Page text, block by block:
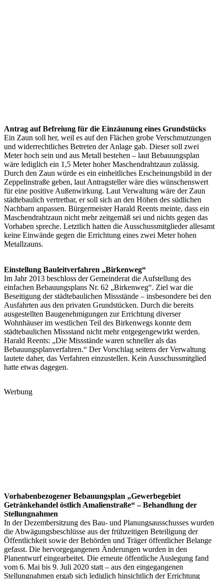
Antrag auf Befreiung für die Einzäunung eines Grundstücks
Ein Zaun soll her, weil es auf den Flächen grobe Verschmutzungen
und widerrechtliches Betreten der Anlage gab. Dieser soll zwei
Meter hoch sein und aus Metall bestehen – laut Bebauungsplan
wäre lediglich ein 1,5 Meter hoher Maschendrahtzaun zulässig.
Durch den Zaun würde es ein einheitliches Erscheinungsbild in der
Zeppelinstraße geben, laut Antragsteller wäre dies wünschenswert
für eine positive Außenwirkung. Laut Verwaltung wäre der Zaun
städtebaulich vertretbar, er soll sich an den Höhen des südlichen
Nachbarn anpassen. Bürgermeister Harald Reents meinte, dass ein
Maschendrahtzaun nicht mehr zeitgemäß sei und nichts gegen das
Vorhaben spreche. Letztlich hatten die Ausschussmitglieder allesamt
keine Einwände gegen die Errichtung eines zwei Meter hohen
Metallzauns.
Einstellung Bauleitverfahren „Birkenweg“
Im Jahr 2013 beschloss der Gemeinderat die Aufstellung des
einfachen Bebauungsplans Nr. 62 „Birkenweg“. Ziel war die
Beseitigung der städtebaulichen Missstände – insbesondere bei den
Ausfahrten aus den privaten Grundstücken. Durch die bereits
ausgestellten Baugenehmigungen zur Errichtung diverser
Wohnhäuser im westlichen Teil des Birkenwegs konnte dem
städtebaulichen Missstand nicht mehr entgegengewirkt werden.
Harald Reents: „Die Missstände waren schneller als das
Bebauungsplanverfahren.“ Der Vorschlag seitens der Verwaltung
lautete daher, das Verfahren einzustellen. Kein Ausschussmitglied
hatte etwas dagegen.
Werbung
Vorhabenbezogener Bebauungsplan „Gewerbegebiet
Getränkehandel östlich Amalienstraße“ – Behandlung der
Stellungnahmen
In der Dezembersitzung des Bau- und Planungsausschusses wurden
die Abwägungsbeschlüsse aus der frühzeitigen Beteiligung der
Öffentlichkeit sowie der Behörden und Träger öffentlicher Belange
gefasst. Die hervorgegangenen Änderungen wurden in den
Planentwurf eingearbeitet. Die erneute öffentliche Auslegung fand
vom 6. Mai bis 9. Juli 2020 statt – aus den eingegangenen
Stellungnahmen ergab sich lediglich hinsichtlich der Errichtung